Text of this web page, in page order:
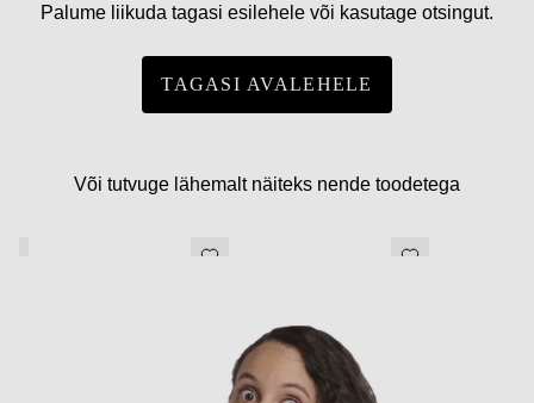
Palume liikuda tagasi esilehele või kasutage otsingut.
TAGASI AVALEHELE
Või tutvuge lähemalt näiteks nende toodetega